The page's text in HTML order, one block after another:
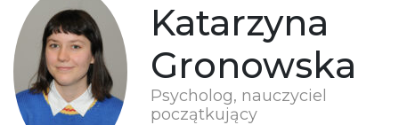
Katarzyna
Gronowska
Psycholog, nauczyciel
początkujący